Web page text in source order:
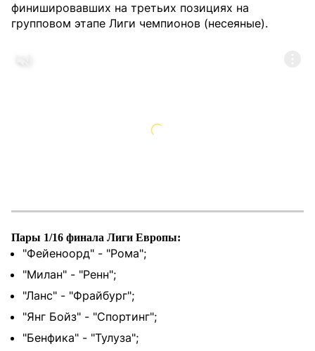
финишировавших на третьих позициях на
групповом этапе Лиги чемпионов (несеяные).
Пары 1/16 финала Лиги Европы:
"Фейеноорд" - "Рома";
"Милан" - "Ренн";
"Ланс" - "Фрайбург";
"Янг Бойз" - "Спортинг";
"Бенфика" - "Тулуза";